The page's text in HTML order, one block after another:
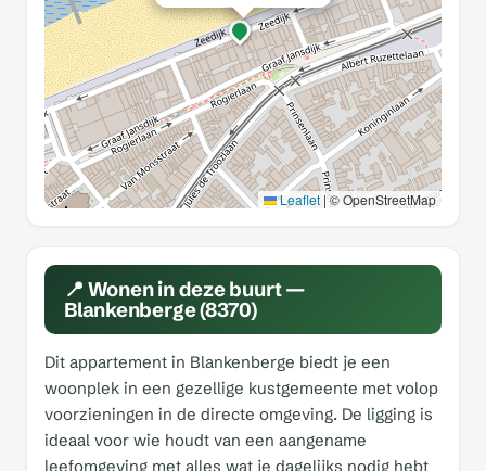
Leaflet |© OpenStreetMap
📍 Wonen in deze buurt —
Blankenberge (8370)
Dit appartement in Blankenberge biedt je een
woonplek in een gezellige kustgemeente met volop
voorzieningen in de directe omgeving. De ligging is
ideaal voor wie houdt van een aangename
leefomgeving met alles wat je dagelijks nodig hebt